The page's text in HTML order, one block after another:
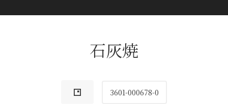
石灰焼
3601-000678-0